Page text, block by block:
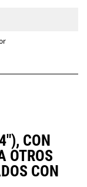
CON
OTROS
CON